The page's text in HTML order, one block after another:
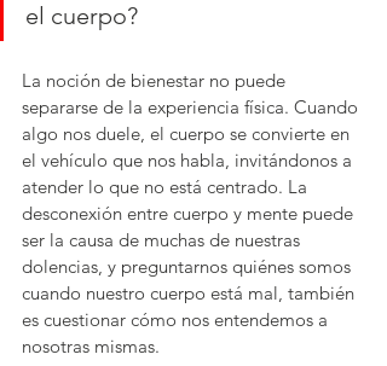
el cuerpo?
La noción de bienestar no puede
separarse de la experiencia física. Cuando
algo nos duele, el cuerpo se convierte en
el vehículo que nos habla, invitándonos a
atender lo que no está centrado. La
desconexión entre cuerpo y mente puede
ser la causa de muchas de nuestras
dolencias, y preguntarnos quiénes somos
cuando nuestro cuerpo está mal, también
es cuestionar cómo nos entendemos a
nosotras mismas.